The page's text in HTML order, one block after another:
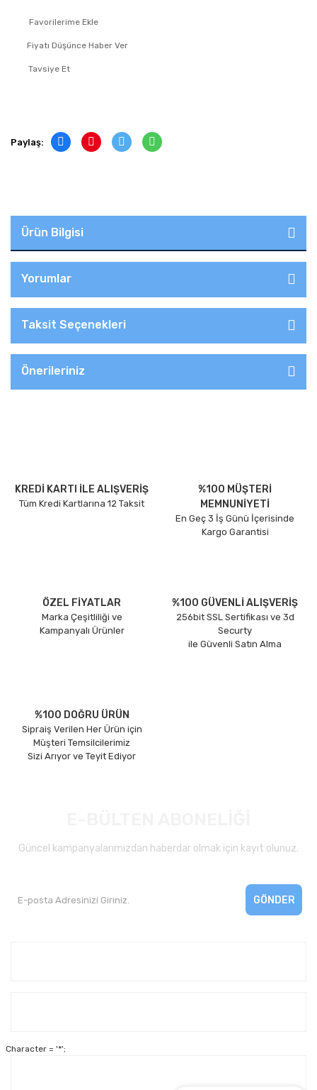
Fiyatı Düşünce Haber Ver
Tavsiye Et
Paylaş:
Ürün Bilgisi
Yorumlar
Taksit Seçenekleri
Önerileriniz
KREDİ KARTI İLE ALIŞVERİŞ
Tüm Kredi Kartlarına 12 Taksit
%100 MÜŞTERİ
MEMNUNİYETİ
En Geç 3 İş Günü İçerisinde
Kargo Garantisi
ÖZEL FİYATLAR
Marka Çeşitliliği ve
Kampanyalı Ürünler
%100 GÜVENLİ ALIŞVERİŞ
256bit SSL Sertifikası ve 3d
Securty
ile Güvenli Satın Alma
%100 DOĞRU ÜRÜN
Sipraiş Verilen Her Ürün için
Müşteri Temsilcilerimiz
Sizi Arıyor ve Teyit Ediyor
Güncel kampanyalarımızdan haberdar olmak için kayıt olunuz.
GÖNDER
Character = '*';